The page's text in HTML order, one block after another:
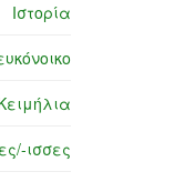
Ιστορία
ισσες